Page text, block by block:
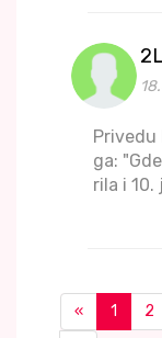
ga:
rila i 10.
« 1 2